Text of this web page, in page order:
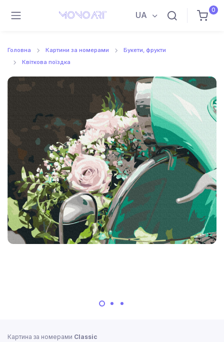
UA
0
Головна Картини за номерами
Букети, фрукти
Квіткова поїздка
Картина за номерами Classic